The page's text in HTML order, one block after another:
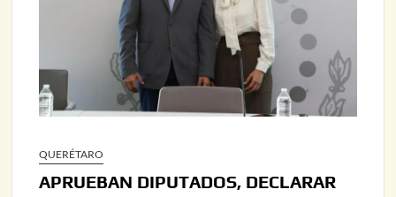
QUERÉTARO
APRUEBAN DIPUTADOS, DECLARAR